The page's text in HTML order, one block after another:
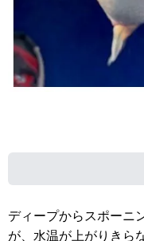
ディープからスポーニ
が、水温が上がりきら